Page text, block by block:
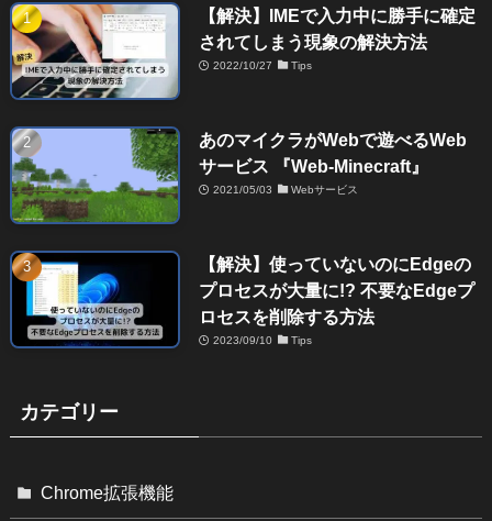
【解決】IMEで入力中に勝手に確定
されてしまう現象の解決方法
2022/10/27 Tips
あのマイクラがWebで遊べるWeb
サービス 『Web-Minecraft』
2021/05/03 Webサービス
【解決】使っていないのにEdgeの
プロセスが大量に!? 不要なEdgeプ
ロセスを削除する方法
2023/09/10 Tips
カテゴリー
Chrome拡張機能